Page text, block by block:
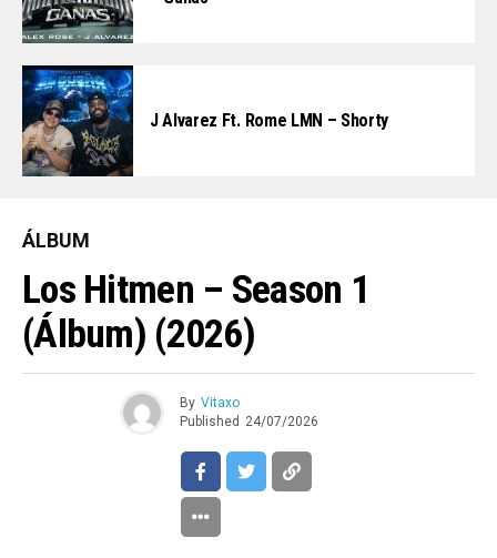
J Alvarez Ft. Rome LMN – Shorty
ÁLBUM
Los Hitmen – Season 1
(Álbum) (2026)
By Vitaxo
Published 24/07/2026